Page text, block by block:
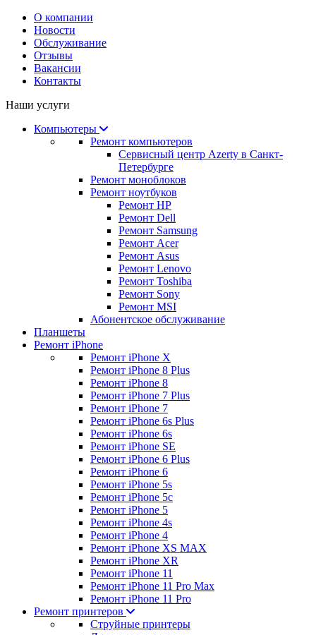
О компании
Новости
Обслуживание
Отзывы
Вакансии
Контакты
Наши услуги
Компьютеры
Ремонт компьютеров
Сервисный центр Azerty в Санкт-
Петербурге
Ремонт моноблоков
Ремонт ноутбуков
Ремонт HP
Ремонт Dell
Ремонт Samsung
Ремонт Acer
Ремонт Asus
Ремонт Lenovo
Ремонт Toshiba
Ремонт Sony
Ремонт MSI
Абонентское обслуживание
Планшеты
Ремонт iPhone
Ремонт iPhone X
Ремонт iPhone 8 Plus
Ремонт iPhone 8
Ремонт iPhone 7 Plus
Ремонт iPhone 7
Ремонт iPhone 6s Plus
Ремонт iPhone 6s
Ремонт iPhone SE
Ремонт iPhone 6 Plus
Ремонт iPhone 6
Ремонт iPhone 5s
Ремонт iPhone 5c
Ремонт iPhone 5
Ремонт iPhone 4s
Ремонт iPhone 4
Ремонт iPhone XS MAX
Ремонт iPhone XR
Ремонт iPhone 11
Ремонт iPhone 11 Pro Max
Ремонт iPhone 11 Pro
Ремонт принтеров
Струйные принтеры